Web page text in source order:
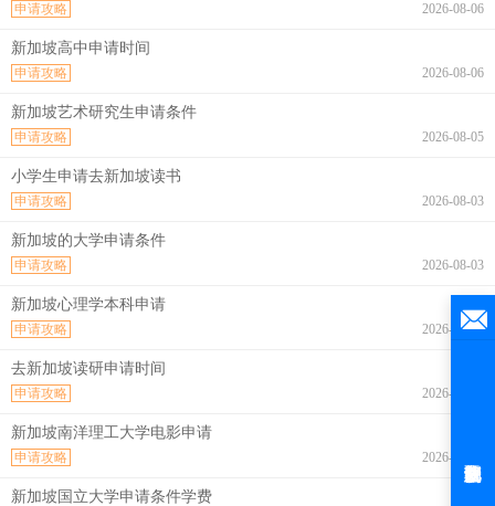
2026-08-06
申请攻略
新加坡高中申请时间
2026-08-06
申请攻略
新加坡艺术研究生申请条件
2026-08-05
申请攻略
小学生申请去新加坡读书
2026-08-03
申请攻略
新加坡的大学申请条件
2026-08-03
申请攻略
新加坡心理学本科申请
2026-07-31
申请攻略
去新加坡读研申请时间
2026-07-31
申请攻略
新加坡南洋理工大学电影申请
2026-07-30
申请攻略
新加坡国立大学申请条件学费